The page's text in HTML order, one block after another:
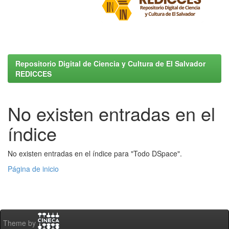
Repositorio Digital de Ciencia y Cultura de El Salvador
REDICCES
No existen entradas en el
índice
No existen entradas en el índice para "Todo DSpace".
Página de inicio
Theme by